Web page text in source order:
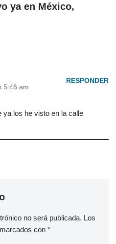
ya en México,
5:46 am
RESPONDER
ya los he visto en la calle
no será publicada. Los
con *